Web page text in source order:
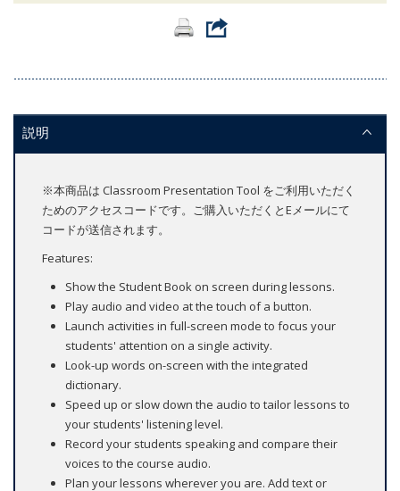
説明
※本商品は Classroom Presentation Tool をご利用いただく
ためのアクセスコードです。ご購入いただくとEメールにて
コードが送信されます。
Features:
Show the Student Book on screen during lessons.
Play audio and video at the touch of a button.
Launch activities in full-screen mode to focus your
students' attention on a single activity.
Look-up words on-screen with the integrated
dictionary.
Speed up or slow down the audio to tailor lessons to
your students' listening level.
Record your students speaking and compare their
voices to the course audio.
Plan your lessons wherever you are. Add text or